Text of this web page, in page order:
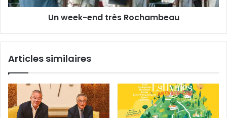
M
e
n
e
p
n
s
c
h
a
Un week-end très Rochambeau
Articles similaires